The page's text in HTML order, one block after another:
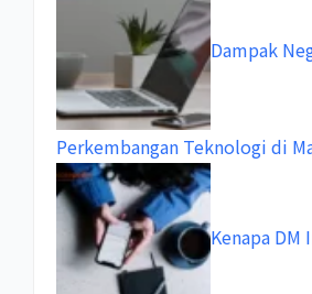
Dampak
Perkembangan Teknologi di
Kenapa DM